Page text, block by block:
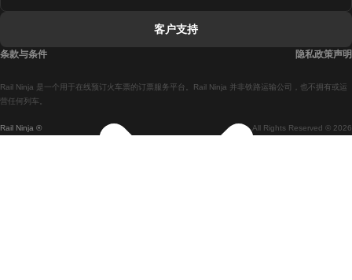
馬德里開往巴塞罗那的列車
Rail Ninja ® All Rights Reserved © 2026
Rail Ninja 是一个用于在线预订火车票的订票服务平台。Rail Ninja 并非铁路运输公司，也不拥有或运
营任何列车。
客户支持
条款与条件 隐私政策声明